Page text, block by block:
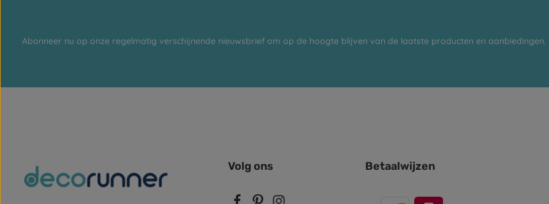
Abonneer nu op onze regelmatig verschijnende nieuwsbrief om op de hoogte blijven van de laatste producten en aanbiedingen.
Volg ons Betaalwijzen